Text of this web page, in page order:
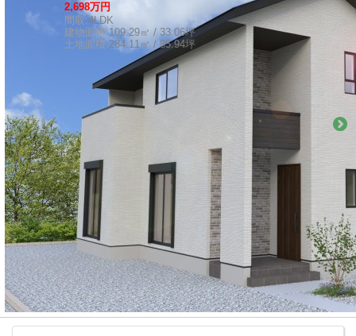
2,698万円
間取:4LDK
建物面積:109.29㎡ / 33.06坪
土地面積:284.11㎡ / 85.94坪